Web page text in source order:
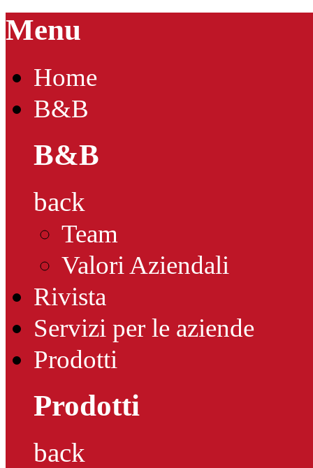
Menu
Home
B&B
B&B
back
Team
Valori Aziendali
Rivista
Servizi per le aziende
Prodotti
Prodotti
back